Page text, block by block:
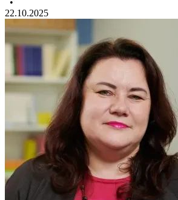
22.10.2025